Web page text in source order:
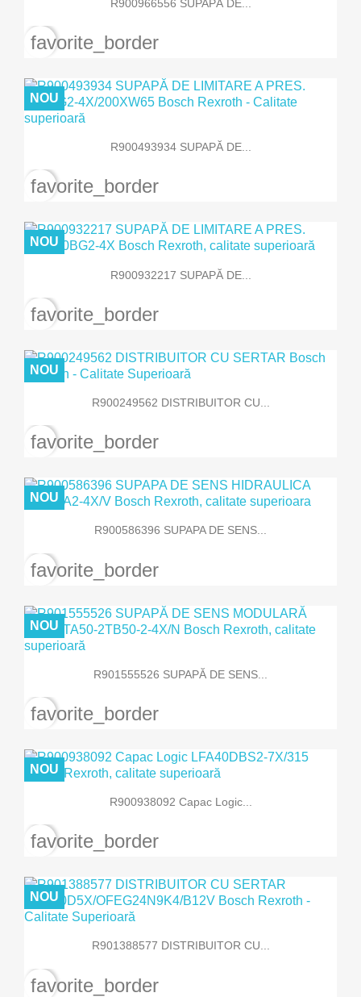
R900966556 SUPAPĂ DE...
favorite_border
R900493934 SUPAPĂ DE...
NOU
favorite_border
R900932217 SUPAPĂ DE...
NOU
favorite_border
R900249562 DISTRIBUITOR CU...
NOU
favorite_border
R900586396 SUPAPA DE SENS...
NOU
favorite_border
R901555526 SUPAPĂ DE SENS...
NOU
favorite_border
R900938092 Capac Logic...
NOU
favorite_border
R901388577 DISTRIBUITOR CU...
NOU
favorite_border